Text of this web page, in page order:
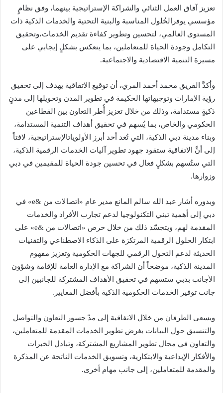
تعزيز آفاق العمل الثنائي والشراكة الإستراتيجية بينهما، وفق نظامٍ
مؤسسي يوفرالحُلول المناسبة والبنية التحتية والخدمات الذكية ذات
المستوى العالمي، لتحسين وتطوير كفاءة تقديم الخدمات،وتحقيق
التكامل وجودة الحياة للمتعاملين، بما ينعكس بشكلٍ إيجابي على
مسيرة التنمية الاقتصادية والاجتماعية.
وأكدَّ الفريق محمد أحمد المري، أن توقيع الاتفاقية يهدف إلى تحقيق
رؤية الإمارات وتوجيهاتها الحكيمة في تطوير المدن وتحويلها إلى مدنٍ
ذكيةٍ مستدامة، وذلك من خلال تعزيز أُطر التعاون بين القطاعين
الحكومي والخاص، بما يُسهم في تحقيق أهداف التنمية المستدامة،
وبناء مدينة دبي الذكية، التي تُعد أحد أبرز الأولوياتالإستراتيجية، لافتاً
إلى أنَّ الاتفاقية ستقود جهود تطوير آليات الخدمات الرقمية الذكية،
التي ستُسهم بشكلٍ فعال في تحسين جودة الحياة للمقيمين في دبي
وزوارها.
وبدوره أشار عبد الله سالم المانع مدير عام «اتصالات من &e» في
دبي إلى أهمية تبني التكنولوجيا لدعم تجارب الأفراد والخدمات
المقدمة لهم، ويتجسّد ذلك من خلال حرص «اتصالات من &e» على
ابتكار الحلول الرقمية المرتكزة على الذكاء الاصطناعي والتقنيات
الحديثة لدعم التحول الرقمي للجهات الحكومية وتعزيز مفهوم
المدينة الذكية، موضحاً أن الشراكة مع الإدارة العامة للإقامة وشؤون
الأجانب بدبي ستسهم في تحقيق الأهداف المشتركة للجانبين إلى
جانب توفير الخدمات الحكومية الذكية بأفضل المعايير.
ويسعى الطرفان من خلال الاتفاقية إلى مدّ جسور التعاون والتواصل
والتنسيق حول البيانات بغرض تطوير الخدمات المقدمة للمتعاملين،
والتعاون في مجال تطوير المشاريع المشتركة، وتبادل الخبرات
والأفكار الإبداعية والابتكارية، وتسويق الخدمات الناتجة عن المذكرة
والمقدمة للمتعاملين، إلى جانب مهام أخرى.